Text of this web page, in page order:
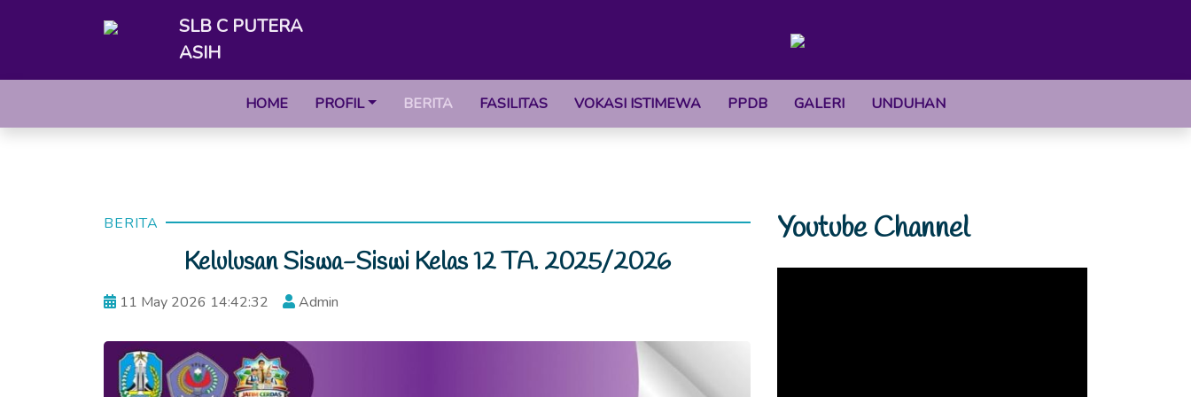
SLB C PUTERA
ASIH
HOME PROFIL BERITA FASILITAS VOKASI ISTIMEWA PPDB GALERI UNDUHAN
BERITA
Kelulusan Siswa-Siswi Kelas 12 TA. 2025/2026
11 May 2026 14:42:32 Admin
Youtube Channel